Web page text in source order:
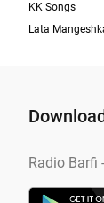
KK Songs
Lata
Radio Barfi